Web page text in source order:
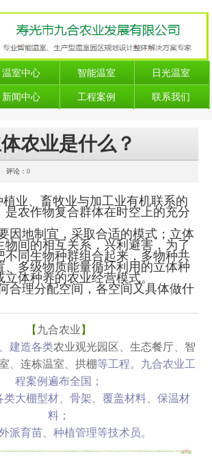
温室中心 智能温室 日光温室
新闻中心 工程案例 联系我们
农业是什么？
评论： 0
业、畜牧业与加工业有机联系的
是农作物复合群体在时空上的充分
因地制宜，采取合适的模式；立体
物间的相互关系，兴利避害，为了
不同生物种群组合起来，多物种共
、多级物质能量循环利用的立体种
立体种养的农业经营模式。
合理分配空间，各空间又具体做什
【九合农业】
建造各类农业观光园区、 生态餐厅、 智
、 连栋温室、 拱棚等工程。九合农业工
程案例遍布全国；
大棚型材、骨架、覆盖材料、保温材
料；
派育苗、种植管理等技术员。